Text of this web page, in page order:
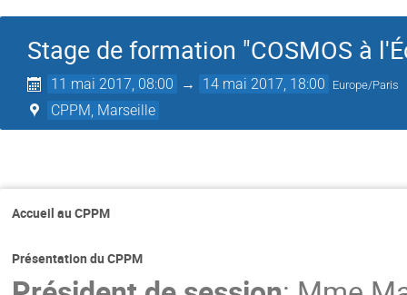
Stage de formation "COSMOS à
11 mai 2017, 08:00 → 14 mai 2017, 18:00 Europe/Paris
CPPM, Marseille
Accueil au CPPM
Présentation du CPPM